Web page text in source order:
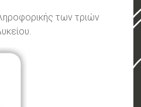
των τριών